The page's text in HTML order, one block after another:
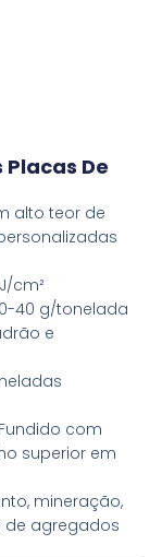
De
alto teor de
cm²
40 g/tonelada
e
Fundido com
superior em
mineração,
de agregados